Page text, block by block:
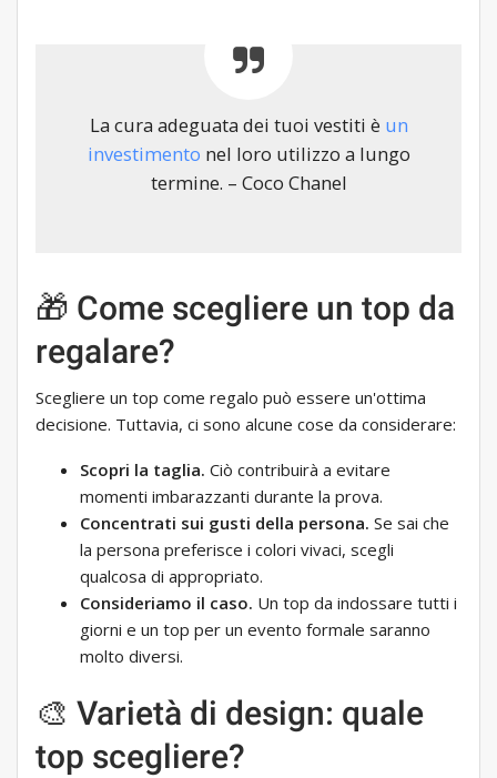
La cura adeguata dei tuoi vestiti è un
investimento nel loro utilizzo a lungo
termine. – Coco Chanel
🎁 Come scegliere un top da
regalare?
Scegliere un top come regalo può essere un'ottima
decisione. Tuttavia, ci sono alcune cose da considerare:
Scopri la taglia. Ciò contribuirà a evitare
momenti imbarazzanti durante la prova.
Concentrati sui gusti della persona. Se sai che
la persona preferisce i colori vivaci, scegli
qualcosa di appropriato.
Consideriamo il caso. Un top da indossare tutti i
giorni e un top per un evento formale saranno
molto diversi.
🎨 Varietà di design: quale
top scegliere?